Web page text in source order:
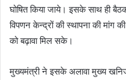
घोषित किया जाये। इसके साथ ही
विपणन केन्द्रों की स्थापना की मांग
को बढ़ावा मिल सके।
मुख्यमंत्री ने इसके अलावा मुख्य